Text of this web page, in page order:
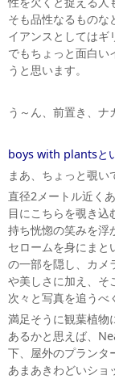
そも品性なるものな
イアンスとしてはギ
でもちょっと面白い
うと思います。
う～ん、前置き、ナ
boys with plantsと
まあ、ちょっと覗い
直径2メートル近く
目にこちらを覗き
持ち恍惚の笑みを浮
セロームを身にまと
の一部を隠し、カメ
や美しさに加え、そ
次々と写真を追うべ
満足そうに観葉植物
あるかと思えば、
下、屋外のプランタ
あまあきわどいショ